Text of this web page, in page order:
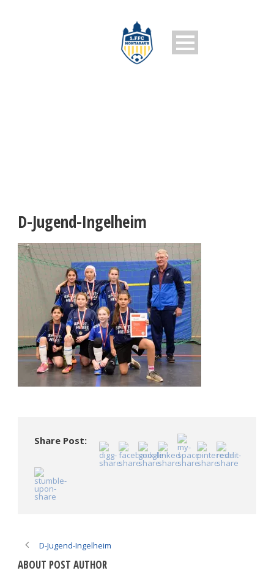
D-Jugend-Ingelheim
Share Post:
D-Jugend-Ingelheim
ABOUT POST AUTHOR